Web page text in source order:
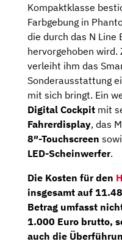
Kompaktklasse
Farbgebung in
die durch das N Line
hervorgehoben wird.
verleiht ihm das
Sonderausstattung
mit sich bringt. Ein
Digital Cockpit mit
Fahrerdisplay, das
8″-Touchscreen
LED-Scheinwerfer.
Die Kosten für den
insgesamt auf
Betrag umfasst
1.000 Euro brutto,
auch die